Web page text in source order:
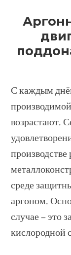
С каждым
возрастают.
среде
аргоном.
случае – это
кислородной